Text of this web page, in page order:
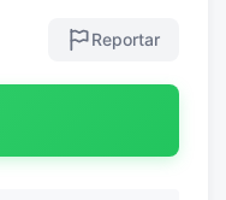
Reportar